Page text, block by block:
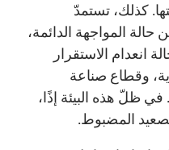
كذلك، تستمدّ
المواجهة الدائمة،
انعدام الاستقرار
وقطاع صناعة
في ظلّ هذه البيئة إذًا،
المضبوط.